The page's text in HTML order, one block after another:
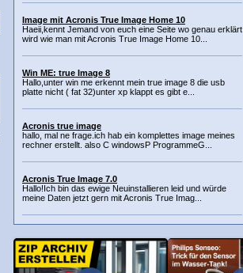
Image mit Acronis True Image Home 10
Haeii,kennt Jemand von euch eine Seite wo genau erklärt
wird wie man mit Acronis True Image Home 10...
Win ME: true Image 8
Hallo,unter win me erkennt mein true image 8 die usb
platte nicht ( fat 32)unter xp klappt es gibt e...
Acronis true image
hallo, mal ne frage.ich hab ein komplettes image meines
rechner erstellt. also C windowsP ProgrammeG...
Acronis True Image 7.0
Hallo!Ich bin das ewige Neuinstallieren leid und würde
meine Daten jetzt gern mit Acronis True Imag...